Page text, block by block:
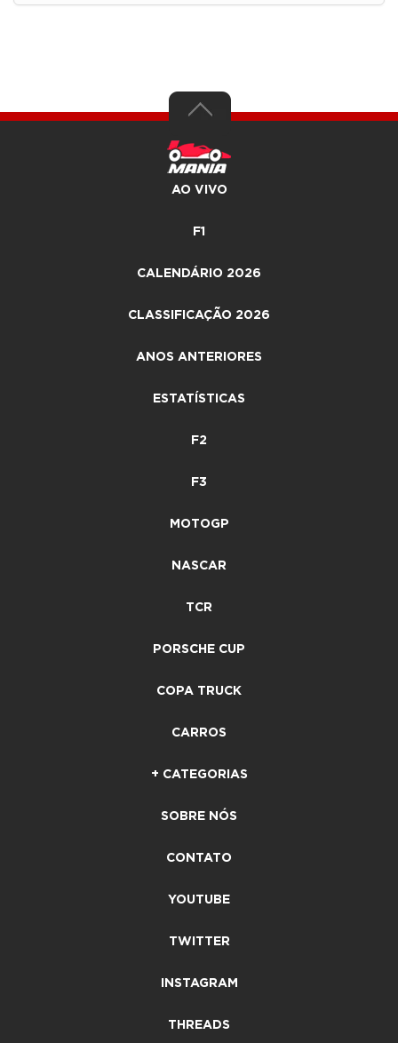
AO VIVO
F1
CALENDÁRIO 2026
CLASSIFICAÇÃO 2026
ANOS ANTERIORES
ESTATÍSTICAS
F2
F3
MOTOGP
NASCAR
TCR
PORSCHE CUP
COPA TRUCK
CARROS
+ CATEGORIAS
SOBRE NÓS
CONTATO
YOUTUBE
TWITTER
INSTAGRAM
THREADS